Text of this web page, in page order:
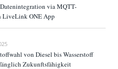
via MQTT-
LiveLink ONE App
von Diesel bis Wasserstoff
Zukunftsfähigkeit